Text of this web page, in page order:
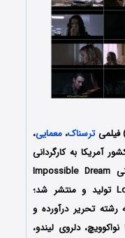
فیلمیترسناک، معمایی،
سال 2018 کشور آمریکا به کارگردانی
مایکل وینیک است که توسط دو کمپانی Impossible Dream
Entertainment و Lost Hills Film Fund تولید و منتشر شد؛
رشته تحریر درآورده و
دلروی لیندو،